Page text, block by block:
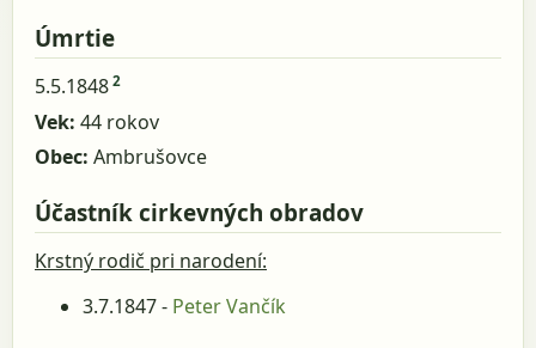
Úmrtie
5.5.1848 2
Vek: 44 rokov
Obec: Ambrušovce
Účastník cirkevných obradov
Krstný rodič pri narodení:
3.7.1847 - Peter Vančík